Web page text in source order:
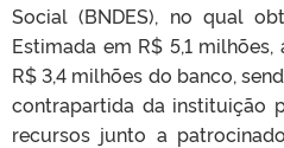
Social (BNDES), no qual
Estimada em R$ 5,1
R$ 3,4 milhões do banco,
contrapartida da instituição
recursos junto a